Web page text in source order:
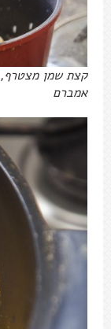
קצת שמן מצטרף,
אמברם